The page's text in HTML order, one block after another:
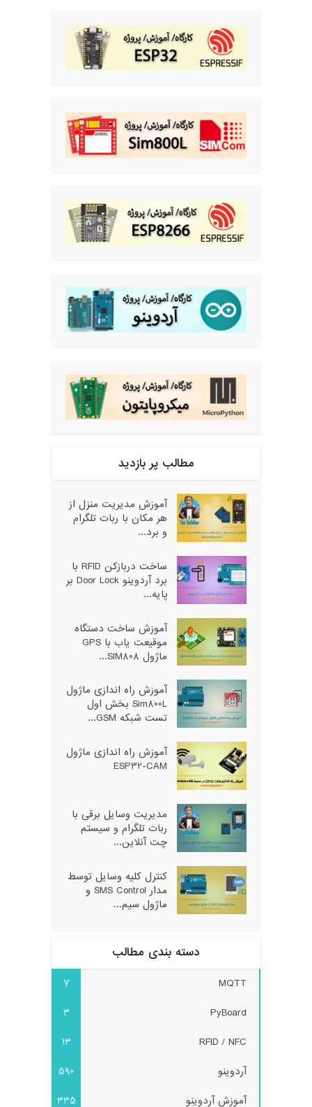
مطالب پر بازدید
آموزش مدیریت منزل از
هر مکان با ربات تلگرام
و برد...
ساخت دربازکن RFID با
برد آردوینو Door Lock بر
پایه...
آموزش ساخت دستگاه
موقیعت یاب با GPS
ماژول SIM808...
آموزش راه اندازی ماژول
Sim800L بخش اول
تست شبکه GSM...
آموزش راه اندازی ماژول
ESP32-CAM
مدیریت وسایل برقی با
ربات تلگرام و سیستم
چت آنلاین...
کنترل کلیه وسایل توسط
مدار SMS Control و
ماژول سیم...
دسته بندی مطالب
MQTT
7
PyBoard
3
RFID / NFC
13
آردوینو
590
آموزش آردوینو
335